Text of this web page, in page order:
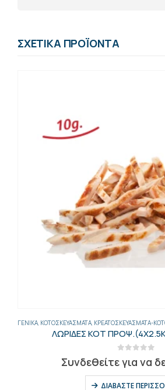
ΣΧΕΤΙΚΆ ΠΡΟΪΌΝΤΑ
ΓΕΝΙΚΑ ΚΟΤΟΣΚΕΥΆΣΜΑΤΑ ΚΡΕΑΤΟΣΚΕΥΆΣΜΑΤΑ-
ΛΩΡΙΔΕΣ ΚΟΤ
Συνδεθείτε για να
ΔΙΑΒΆΣΤΕ